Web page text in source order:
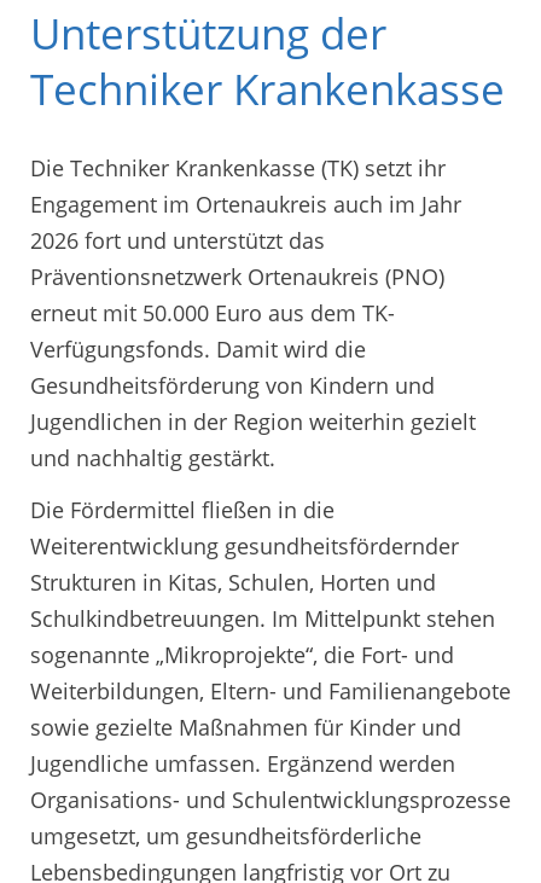
Unterstützung der
Techniker Krankenkasse
Die Techniker Krankenkasse (TK) setzt ihr
Engagement im Ortenaukreis auch im Jahr
2026 fort und unterstützt das
Präventionsnetzwerk Ortenaukreis (PNO)
erneut mit 50.000 Euro aus dem TK-
Verfügungsfonds. Damit wird die
Gesundheitsförderung von Kindern und
Jugendlichen in der Region weiterhin gezielt
und nachhaltig gestärkt.
Die Fördermittel fließen in die
Weiterentwicklung gesundheitsfördernder
Strukturen in Kitas, Schulen, Horten und
Schulkindbetreuungen. Im Mittelpunkt stehen
sogenannte „Mikroprojekte“, die Fort- und
Weiterbildungen, Eltern- und Familienangebote
sowie gezielte Maßnahmen für Kinder und
Jugendliche umfassen. Ergänzend werden
Organisations- und Schulentwicklungsprozesse
umgesetzt, um gesundheitsförderliche
Lebensbedingungen langfristig vor Ort zu